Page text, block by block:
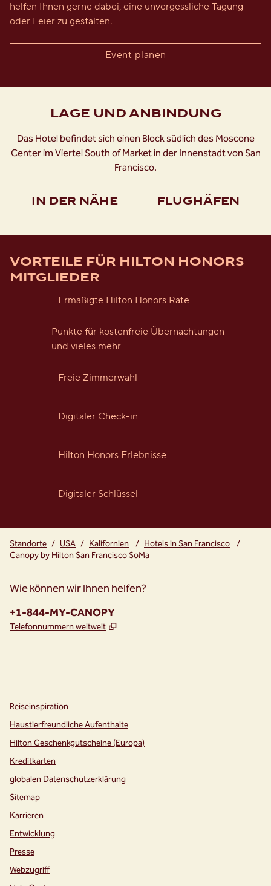
helfen Ihnen gerne dabei, eine unvergessliche Tagung
oder Feier zu gestalten.
Event planen
LAGE UND ANBINDUNG
Das Hotel befindet sich einen Block südlich des Moscone
Center im Viertel South of Market in der Innenstadt von San
Francisco.
IN DER NÄHE FLUGHÄFEN
VORTEILE FÜR HILTON HONORS
MITGLIEDER
Ermäßigte Hilton Honors Rate
Punkte für kostenfreie Übernachtungen
und vieles mehr
Freie Zimmerwahl
Digitaler Check-in
Hilton Honors Erlebnisse
Digitaler Schlüssel
Standorte / USA / Kalifornien / Hotels in San Francisco
/
Canopy by Hilton San Francisco SoMa
Wie können wir Ihnen helfen?
Telefon:
+1-844-MY-CANOPY
Telefonnummern weltweit ,
Reiseinspiration
Haustierfreundliche Aufenthalte
Hilton Geschenkgutscheine (Europa)
Kreditkarten
globalen Datenschutzerklärung
Sitemap
Karrieren
Entwicklung
Presse
Webzugriff